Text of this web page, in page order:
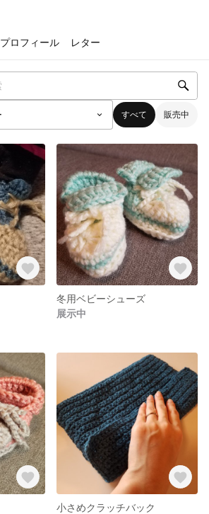
プロフィール レター
すべて 販売中
冬用ベビーシューズ
展示中
小さめクラッチバック